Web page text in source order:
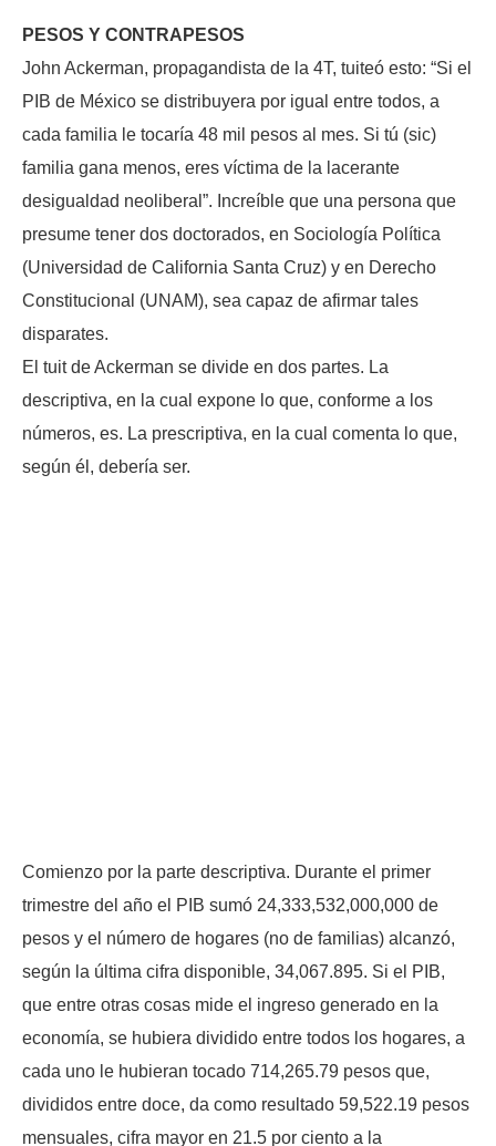
PESOS Y CONTRAPESOS
John Ackerman, propagandista de la 4T, tuiteó esto: “Si el
PIB de México se distribuyera por igual entre todos, a
cada familia le tocaría 48 mil pesos al mes. Si tú (sic)
familia gana menos, eres víctima de la lacerante
desigualdad neoliberal”. Increíble que una persona que
presume tener dos doctorados, en Sociología Política
(Universidad de California Santa Cruz) y en Derecho
Constitucional (UNAM), sea capaz de afirmar tales
disparates.
El tuit de Ackerman se divide en dos partes. La
descriptiva, en la cual expone lo que, conforme a los
números, es. La prescriptiva, en la cual comenta lo que,
según él, debería ser.
Comienzo por la parte descriptiva. Durante el primer
trimestre del año el PIB sumó 24,333,532,000,000 de
pesos y el número de hogares (no de familias) alcanzó,
según la última cifra disponible, 34,067.895. Si el PIB,
que entre otras cosas mide el ingreso generado en la
economía, se hubiera dividido entre todos los hogares, a
cada uno le hubieran tocado 714,265.79 pesos que,
divididos entre doce, da como resultado 59,522.19 pesos
mensuales, cifra mayor en 21.5 por ciento a la